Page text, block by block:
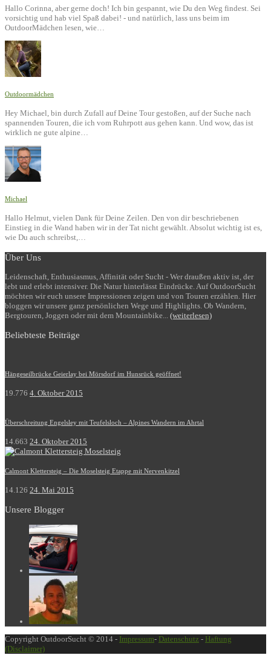
Hallo Corinna, aber gerne doch! Ich bin gespannt, wie Du den Weg findest. Sei
vorsichtig und hab viel Spaß dabei! - und natürlich, lass uns beim im
OutdoorMädchen lesen, wie…
Outdoormädchen
Hey Michael, bin durch Zufall auf Deine Tour gestoßen, auf der Suche nach
spannenden Touren, die ich vom Ruhrpott aus gehen kann. Und wow, das ist
wirklich ne gute alpine…
Michael
Hallo Helmut, vielen Dank für Deine Zeilen. Den von dir beschriebenen
Einstieg in die Wand haben wir in der Tat nicht gewählt. Absolut wichtig ist es,
wie Du auch schreibst,…
Über Uns
Leidenschaft, Enthusiasmus, Affinität oder Sucht - Wer draußen aktiv ist, der
lebt und erlebt intensiver. Die Natur hinterlässt Eindrücke. Auf OutdoorSucht
möchten wir euch unsere Impressionen zeigen und von Touren erzählen. Hier
bloggen wir unsere ganz persönlichen Wege und Highlights. Ob Wandern,
Bergtouren, Joggen oder mit dem Mountainbike... (weiterlesen)
Beliebteste Beiträge
Hängeseilbrücke Geierlay bei Mörsdorf im Hunsrück geöffnet!
19.776 4. Oktober 2015
Überschreitung Engelsley mit Teufelsloch – Alpines Wandern im Ahrtal
14.663 24. Oktober 2015
Calmont Klettersteig – Die Moselsteig Etappe mit Nervenkitzel
14.126 24. Mai 2015
Unsere Blogger
Copyright OutdoorSucht © 2014 - Impressum- Datenschutz - Haftung
(Disclaimer)